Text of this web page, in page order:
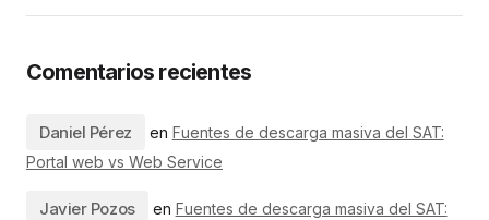
Comentarios recientes
Daniel Pérez en Fuentes de descarga masiva del SAT:
Portal web vs Web Service
Javier Pozos en Fuentes de descarga masiva del SAT: